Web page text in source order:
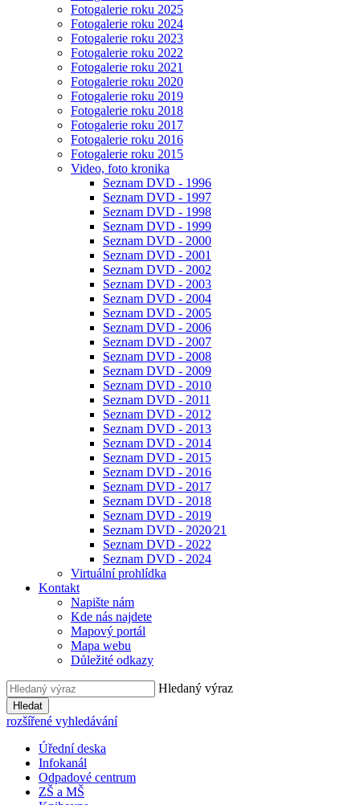
Fotogalerie roku 2025
Fotogalerie roku 2024
Fotogalerie roku 2023
Fotogalerie roku 2022
Fotogalerie roku 2021
Fotogalerie roku 2020
Fotogalerie roku 2019
Fotogalerie roku 2018
Fotogalerie roku 2017
Fotogalerie roku 2016
Fotogalerie roku 2015
Video, foto kronika
Seznam DVD - 1996
Seznam DVD - 1997
Seznam DVD - 1998
Seznam DVD - 1999
Seznam DVD - 2000
Seznam DVD - 2001
Seznam DVD - 2002
Seznam DVD - 2003
Seznam DVD - 2004
Seznam DVD - 2005
Seznam DVD - 2006
Seznam DVD - 2007
Seznam DVD - 2008
Seznam DVD - 2009
Seznam DVD - 2010
Seznam DVD - 2011
Seznam DVD - 2012
Seznam DVD - 2013
Seznam DVD - 2014
Seznam DVD - 2015
Seznam DVD - 2016
Seznam DVD - 2017
Seznam DVD - 2018
Seznam DVD - 2019
Seznam DVD - 2020⁄21
Seznam DVD - 2022
Seznam DVD - 2024
Virtuální prohlídka
Kontakt
Napište nám
Kde nás najdete
Mapový portál
Mapa webu
Důležité odkazy
Hledaný výraz
Hledat
rozšířené vyhledávání
Úřední deska
Infokanál
Odpadové centrum
ZŠ a MŠ